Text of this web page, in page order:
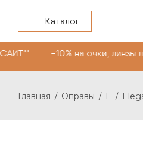
Каталог
-10% на очки,
Главная / Оправы / E /